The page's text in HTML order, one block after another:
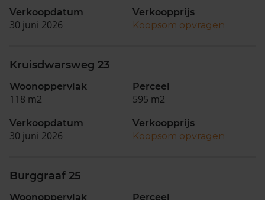
Verkoopdatum
30 juni 2026
Verkoopprijs
Koopsom opvragen
Kruisdwarsweg 23
Woonoppervlak
118 m2
Perceel
595 m2
Verkoopdatum
30 juni 2026
Verkoopprijs
Koopsom opvragen
Burggraaf 25
Woonoppervlak Perceel